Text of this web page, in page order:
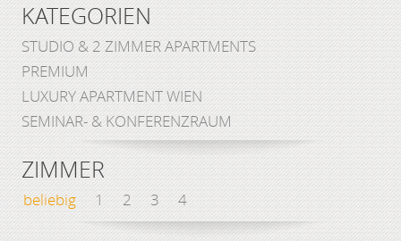
KATEGORIEN
STUDIO & 2 ZIMMER APARTMENTS
PREMIUM
LUXURY APARTMENT WIEN
SEMINAR- & KONFERENZRAUM
ZIMMER
beliebig 1 2 3 4